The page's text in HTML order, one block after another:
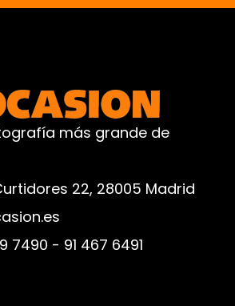
más grande de
22, 28005 Madrid
7490 - 91 467 6491